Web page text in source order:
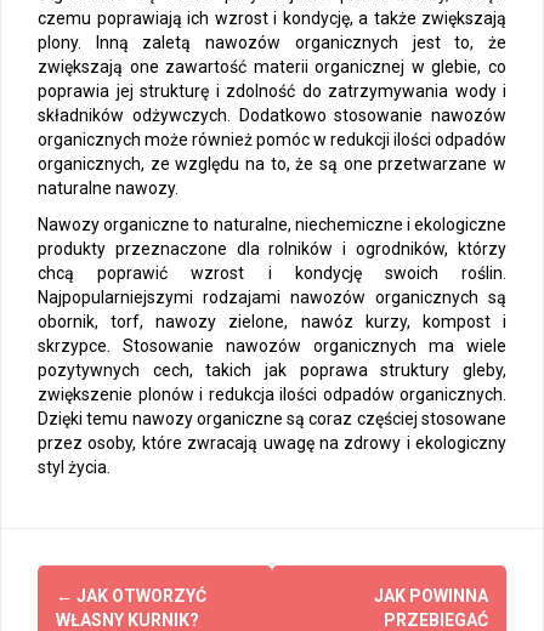
czemu poprawiają ich wzrost i kondycję, a także zwiększają
plony. Inną zaletą nawozów organicznych jest to, że
zwiększają one zawartość materii organicznej w glebie, co
poprawia jej strukturę i zdolność do zatrzymywania wody i
składników odżywczych. Dodatkowo stosowanie nawozów
organicznych może również pomóc w redukcji ilości odpadów
organicznych, ze względu na to, że są one przetwarzane w
naturalne nawozy.
Nawozy organiczne to naturalne, niechemiczne i ekologiczne
produkty przeznaczone dla rolników i ogrodników, którzy
chcą poprawić wzrost i kondycję swoich roślin.
Najpopularniejszymi rodzajami nawozów organicznych są
obornik, torf, nawozy zielone, nawóz kurzy, kompost i
skrzypce. Stosowanie nawozów organicznych ma wiele
pozytywnych cech, takich jak poprawa struktury gleby,
zwiększenie plonów i redukcja ilości odpadów organicznych.
Dzięki temu nawozy organiczne są coraz częściej stosowane
przez osoby, które zwracają uwagę na zdrowy i ekologiczny
styl życia.
← JAK OTWORZYĆ
WŁASNY KURNIK?
JAK POWINNA
PRZEBIEGAĆ